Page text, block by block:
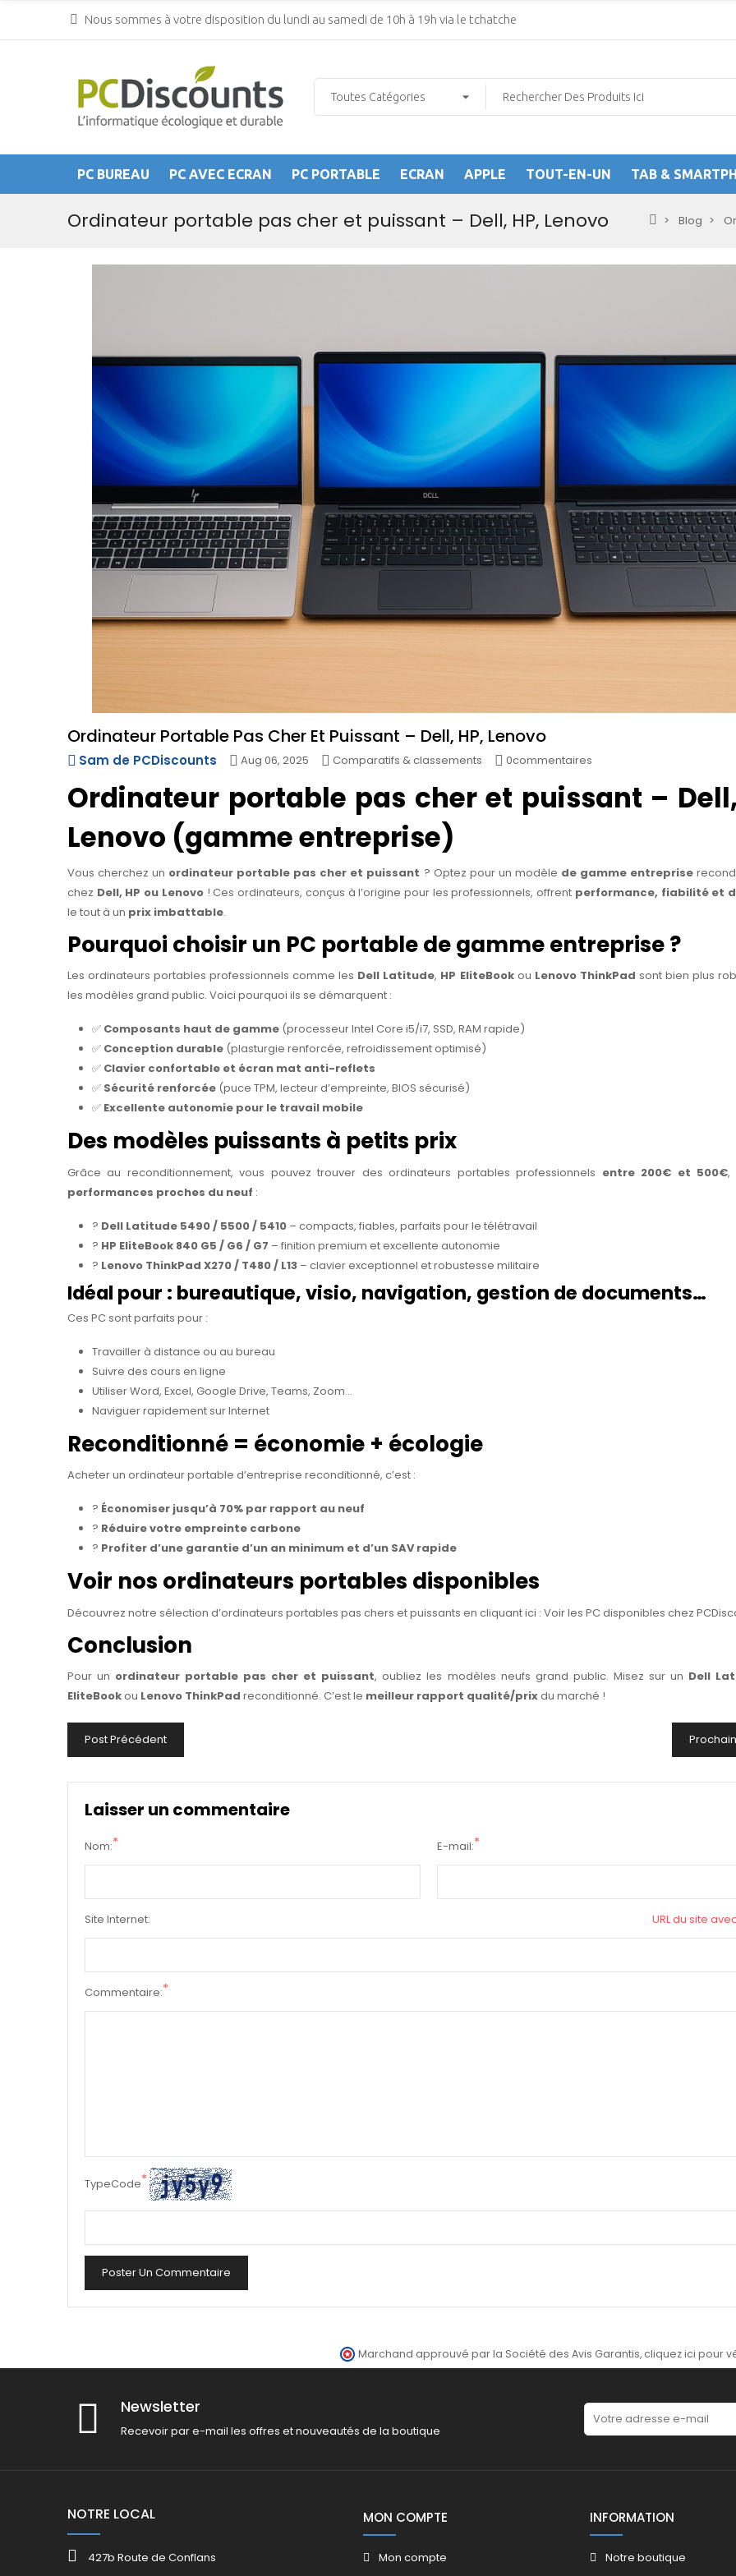
Nous sommes à votre disposition du lundi au samedi de 10h à 19h via le tchatche
PC BUREAU PC AVEC ECRAN PC PORTABLE ECRAN APPLE TOUT-EN-UN TAB &
Ordinateur portable pas cher et puissant – Dell, HP, Lenovo Blog
Ordinateur Portable Pas Cher Et Puissant – Dell, HP, Lenovo
Sam de PCDiscounts Aug 06, 2025 Comparatifs & classements 0commentaires
Ordinateur portable pas cher et puissant –
Lenovo (gamme entreprise)
Vous cherchez un ordinateur portable pas cher et puissant ? Optez pour un modèle de gamme entreprise
chez Dell, HP ou Lenovo! Ces ordinateurs, conçus à l’origine pour les professionnels, offrent performance, fiabilité et
le tout à un prix imbattable.
Pourquoi choisir un PC portable de gamme entreprise ?
Les ordinateurs portables professionnels comme les Dell Latitude, HP EliteBookou Lenovo ThinkPad sont bien plus
les modèles grand public. Voici pourquoi ils se démarquent :
✅ Composants haut de gamme (processeur Intel Core i5/i7, SSD, RAM rapide)
✅ Conception durable (plasturgie renforcée, refroidissement optimisé)
✅ Clavier confortable et écran mat anti-reflets
✅ Sécurité renforcée (puce TPM, lecteur d’empreinte, BIOS sécurisé)
✅ Excellente autonomie pour le travail mobile
Des modèles puissants à petits prix
Grâce au reconditionnement, vous pouvez trouver des ordinateurs portables professionnels entre 200€ et 500€,
performances proches du neuf :
? Dell Latitude 5490 / 5500 / 5410 – compacts, fiables, parfaits pour le télétravail
? HP EliteBook 840 G5 / G6 / G7 – finition premium et excellente autonomie
? Lenovo ThinkPad X270 / T480 / L13 – clavier exceptionnel et robustesse militaire
Idéal pour : bureautique, visio, navigation, gestion de documents…
Ces PC sont parfaits pour :
Travailler à distance ou au bureau
Suivre des cours en ligne
Utiliser Word, Excel, Google Drive, Teams, Zoom…
Naviguer rapidement sur Internet
Reconditionné = économie + écologie
Acheter un ordinateur portable d’entreprise reconditionné, c’est :
? Économiser jusqu’à 70% par rapport au neuf
? Réduire votre empreinte carbone
? Profiter d’une garantie d’un an minimum et d’un SAV rapide
Voir nos ordinateurs portables disponibles
Découvrez notre sélection d’ordinateurs portables pas chers et puissants en cliquant ici : Voir les PC disponibles chez
Conclusion
Pour un ordinateur portable pas cher et puissant, oubliez les modèles neufs grand public. Misez sur un Dell
EliteBookou Lenovo ThinkPad reconditionné. C’est le meilleur rapport qualité/prixdu marché !
Post Précédent
Laisser un commentaire
Nom:* E-mail:*
Site Internet: URL du site
Commentaire:*
TypeCode*
Poster Un Commentaire
Marchand approuvé par la Société des Avis Garantis, cliquez ici pour
Newsletter
Recevoir par e-mail les offres et nouveautés de la boutique
NOTRE LOCAL
427b Route de Conflans
MON COMPTE
Mon compte
INFORMATION
Notre boutique